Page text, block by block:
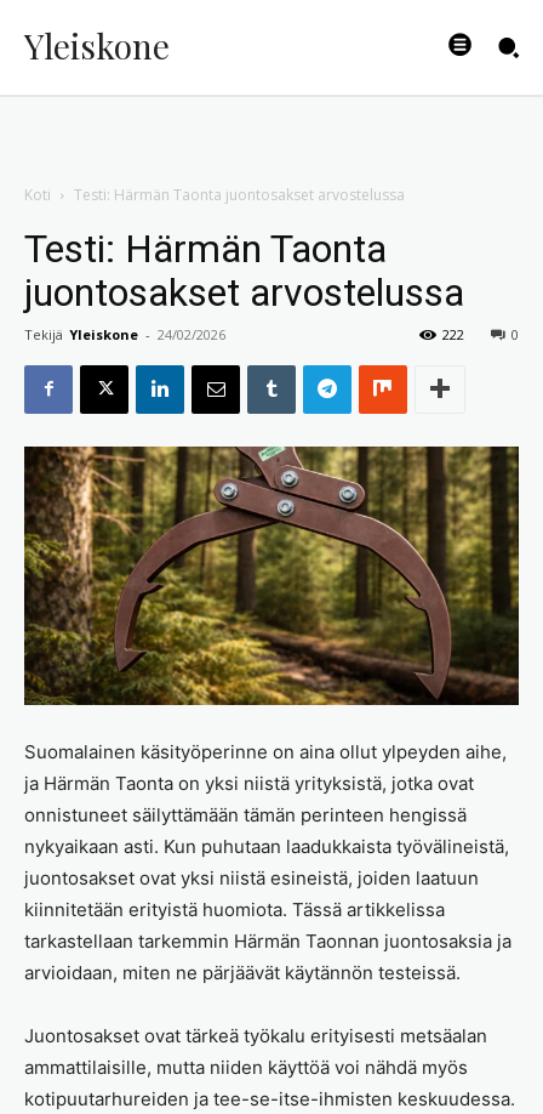
Yleiskone
Koti Testi: Härmän Taonta juontosakset arvostelussa
Testi: Härmän Taonta
juontosakset arvostelussa
Tekijä Yleiskone - 24/02/2026 0
222
Suomalainen käsityöperinne on aina ollut ylpeyden aihe,
ja Härmän Taonta on yksi niistä yrityksistä, jotka ovat
onnistuneet säilyttämään tämän perinteen hengissä
nykyaikaan asti. Kun puhutaan laadukkaista työvälineistä,
juontosakset ovat yksi niistä esineistä, joiden laatuun
kiinnitetään erityistä huomiota. Tässä artikkelissa
tarkastellaan tarkemmin Härmän Taonnan juontosaksia ja
arvioidaan, miten ne pärjäävät käytännön testeissä.
Juontosakset ovat tärkeä työkalu erityisesti metsäalan
ammattilaisille, mutta niiden käyttöä voi nähdä myös
kotipuutarhureiden ja tee-se-itse-ihmisten keskuudessa.